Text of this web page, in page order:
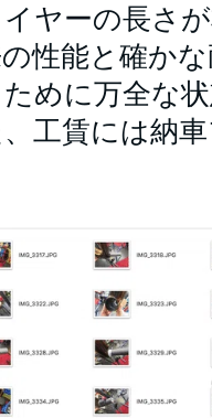
イヤーの長さ
性能と確か
めに万全な
、工賃には納